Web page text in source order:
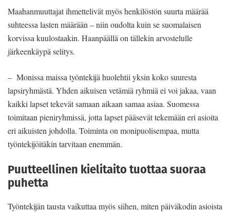
Maahanmuuttajat ihmettelivät myös henkilöstön suurta määrää
suhteessa lasten määrään – niin oudolta kuin se suomalaisen
korvissa kuulostaakin. Haanpäällä on tällekin arvostelulle
järkeenkäypä selitys.
– Monissa maissa työntekijä huolehtii yksin koko suuresta
lapsiryhmästä. Yhden aikuisen vetämiä ryhmiä ei voi jakaa, vaan
kaikki lapset tekevät samaan aikaan samaa asiaa. Suomessa
toimitaan pieniryhmissä, jotta lapset pääsevät tekemään eri asioita
eri aikuisten johdolla. Toiminta on monipuolisempaa, mutta
työntekijöitäkin tarvitaan enemmän.
Puutteellinen kielitaito tuottaa suoraa
puhetta
Työntekijän tausta vaikuttaa myös siihen, miten päiväkodin asioista